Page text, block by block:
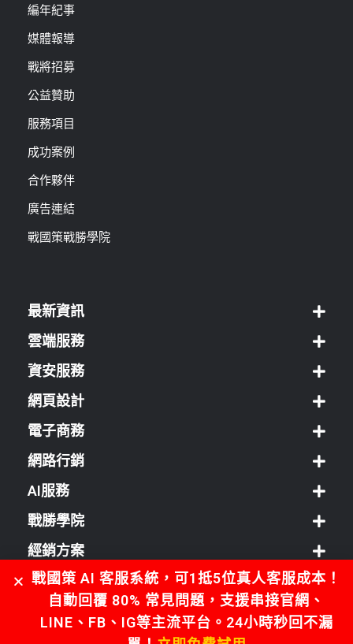
編年紀事
媒體報導
戰將招募
公益贊助
服務項目
成功案例
合作夥伴
廣告連結
戰國策戰勝學院
最新資訊
雲端服務
資安服務
網頁設計
電子商務
網路行銷
AI服務
戰勝學院
經銷方案
客服中心
戰國策 AI 客服系統，可1抵5位真人客服成本！
自動回覆 80% 常見問題，支援串接官網、
LINE、FB、IG等主流平台。24小時秒回不漏